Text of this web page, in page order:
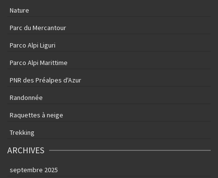
Nature
Parc du Mercantour
Parco Alpi Liguri
Parco Alpi Marittime
PNR des Préalpes d'Azur
Randonnée
Raquettes à neige
Trekking
ARCHIVES
septembre 2025